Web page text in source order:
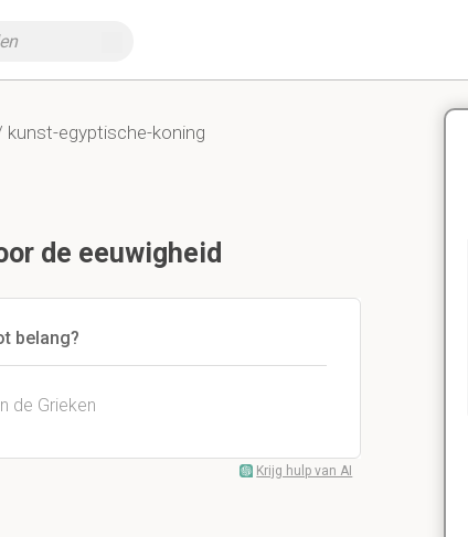
kunst-egyptische-koning
de eeuwigheid
belang?
de Grieken
Krijg hulp van AI